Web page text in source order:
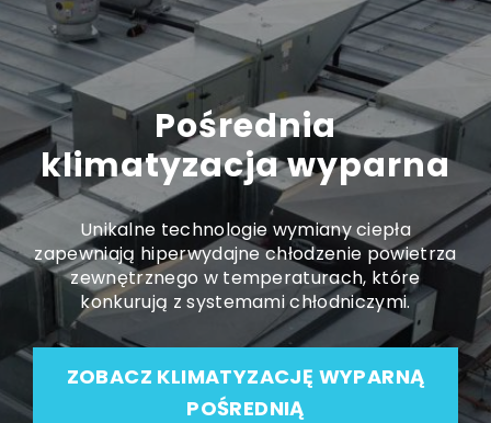
Pośrednia
klimatyzacja wyparna
Unikalne technologie wymiany ciepła
zapewniają hiperwydajne chłodzenie powietrza
zewnętrznego w temperaturach, które
konkurują z systemami chłodniczymi.
ZOBACZ KLIMATYZACJĘ WYPARNĄ
POŚREDNIĄ